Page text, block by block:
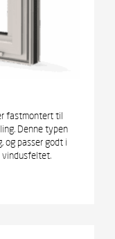
fastmontert til
Denne typen
og passer godt i
vindusfeltet.